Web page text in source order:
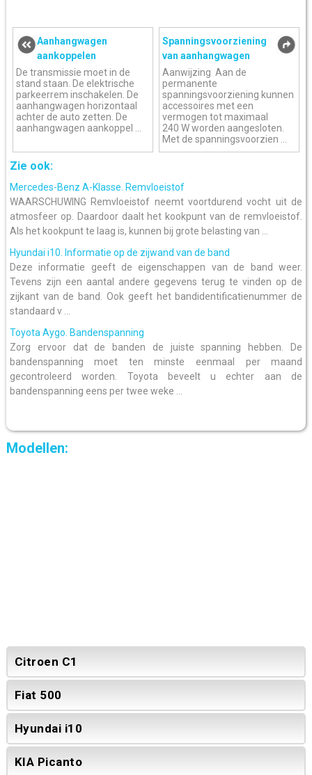
Aanhangwagen
aankoppelen
De transmissie moet in de
stand staan. De elektrische
parkeerrem inschakelen. De
aanhangwagen horizontaal
achter de auto zetten. De
aanhangwagen aankoppel ...
Spanningsvoorziening
van aanhangwagen
Aanwijzing Aan de
permanente
spanningsvoorziening kunnen
accessoires met een
vermogen tot maximaal
240 W worden aangesloten.
Met de spanningsvoorzien ...
Zie ook:
Mercedes-Benz A-Klasse. Remvloeistof
WAARSCHUWING Remvloeistof neemt voortdurend vocht uit de
atmosfeer op. Daardoor daalt het kookpunt van de remvloeistof.
Als het kookpunt te laag is, kunnen bij grote belasting van ...
Hyundai i10. Informatie op de zijwand van de band
Deze informatie geeft de eigenschappen van de band weer.
Tevens zijn een aantal andere gegevens terug te vinden op de
zijkant van de band. Ook geeft het bandidentificatienummer de
standaard v ...
Toyota Aygo. Bandenspanning
Zorg ervoor dat de banden de juiste spanning hebben. De
bandenspanning moet ten minste eenmaal per maand
gecontroleerd worden. Toyota beveelt u echter aan de
bandenspanning eens per twee weke ...
Modellen:
Citroen C1
Fiat 500
Hyundai i10
KIA Picanto